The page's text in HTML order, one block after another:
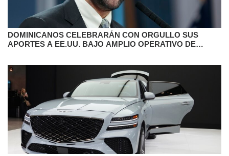
DOMINICANOS CELEBRARÁN CON ORGULLO SUS
APORTES A EE.UU. BAJO AMPLIO OPERATIVO DE